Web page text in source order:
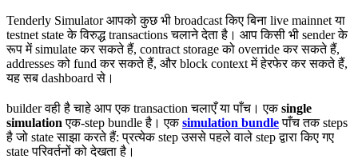
Tenderly Simulator आपको कुछ भी broadcast किए बिना live mainnet या
testnet state के विरुद्ध transactions चलाने देता है। आप किसी भी sender के
रूप में simulate कर सकते हैं, contract storage को override कर सकते हैं,
addresses को fund कर सकते हैं, और block context में हेरफेर कर सकते हैं,
यह सब dashboard से।
builder वही है चाहे आप एक transaction चलाएँ या पाँच। एकsingle
simulation एक-step bundle है। एकsimulation bundleपाँच तक steps
है जो state साझा करते हैं: प्रत्येक step उससे पहले वाले step द्वारा किए गए
state परिवर्तनों को देखता है।